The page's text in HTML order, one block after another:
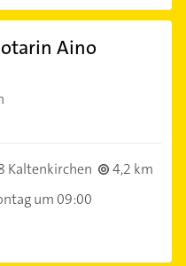
Aino
Kaltenkirchen
4,2 km
um 09:00